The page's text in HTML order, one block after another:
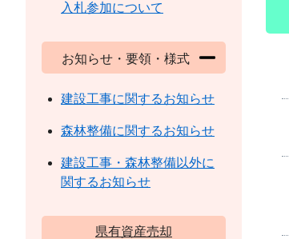
入札参加について
お知らせ・要領・様式
建設工事に関するお知らせ
森林整備に関するお知らせ
建設工事・森林整備以外に
関するお知らせ
県有資産売却